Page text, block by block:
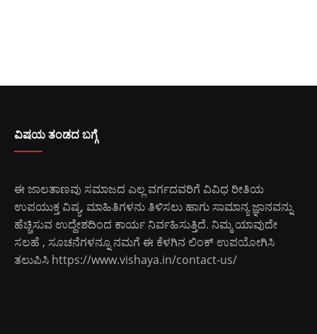
ವಿಷಯ ತಂಡದ ಬಗ್ಗೆ
ಈ ಜಾಲತಾಣವು ಸಮಾಜದ ಎಲ್ಲ ವರ್ಗದವರಿಗೆ ವಿವಿಧ ರೀತಿಯ
ಉಪಯುಕ್ತ ವಿಷ್ಯ, ಮಾಹಿತಿಗಳನು ತಿಳಿಸಲು ಹಾಗು ಸಾಮಾನ್ಯ ಜ್ಞಾನವನ್ನು
ಹೆಚ್ಚಿಸುವ ಉದ್ದೇಶದಿಂದ ಕಾರ್ಯ ನಿರ್ವಹಿಸುತ್ತಿದೆ. ನಿಮ್ಮ ಯಾವುದೇ
ಸಲಹೆ , ಸೂಚನೆಗಳನ್ನೂ ನಮಗೆ ಈ ಕೆಳಗಿನ ಲಿಂಕ್ ಉಪಯೋಗಿಸಿ
ತಲುಪಿಸಿ https://www.vishaya.in/contact-us/